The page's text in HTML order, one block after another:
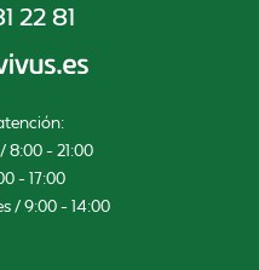
22 81
8:00 – 21:00
– 17:00
/ 9:00 – 14:00